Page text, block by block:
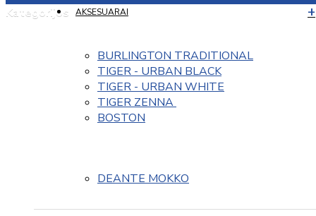
Kategorijos AKSESUARAI
BURLINGTON TRADITIONAL
TIGER - URBAN BLACK
TIGER - URBAN WHITE
TIGER ZENNA
BOSTON
DEANTE MOKKO